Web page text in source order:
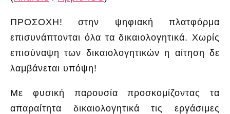
ΠΡΟΣΟΧΗ! στην ψηφιακή πλατφόρμα
επισυνάπτονται όλα τα δικαιολογητικά. Χωρίς
επισύναψη των δικαιολογητικών η αίτηση δε
λαμβάνεται υπόψη!
Με φυσική παρουσία προσκομίζοντας τα
απαραίτητα δικαιολογητικά τις εργάσιμες